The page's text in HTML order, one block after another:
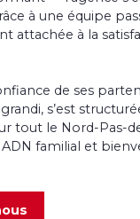
à une équipe
attachée à la
de ses
s’est
tout le Nord-Pas-
familial et